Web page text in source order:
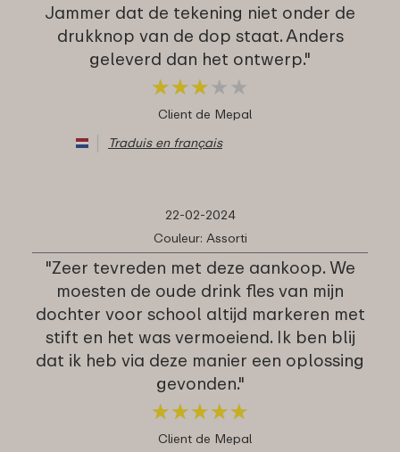
Jammer dat de tekening niet onder de
drukknop van de dop staat. Anders
geleverd dan het ontwerp."
★★★ ★ ★
★★★ ★ ★
Client de Mepal
Traduis en français
22-02-2024
Couleur: Assorti
"Zeer tevreden met deze aankoop. We
moesten de oude drink fles van mijn
dochter voor school altijd markeren met
stift en het was vermoeiend. Ik ben blij
dat ik heb via deze manier een oplossing
gevonden."
★★★★★
★★★★★
Client de Mepal